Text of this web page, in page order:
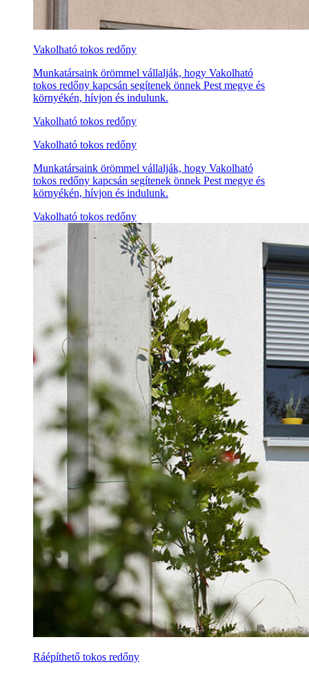
Vakolható tokos redőny
Munkatársaink örömmel vállalják, hogy Vakolható
tokos redőny kapcsán segítenek önnek Pest megye és
környékén, hívjon és indulunk.
Vakolható tokos redőny
Vakolható tokos redőny
Munkatársaink örömmel vállalják, hogy Vakolható
tokos redőny kapcsán segítenek önnek Pest megye és
környékén, hívjon és indulunk.
Vakolható tokos redőny
Ráépíthető tokos redőny